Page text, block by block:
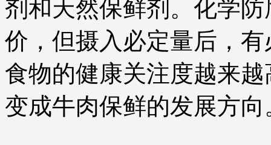
剂和天然保鲜剂。化学
价，但摄入必定量后，
食物的健康关注度越来
变成牛肉保鲜的发展方向